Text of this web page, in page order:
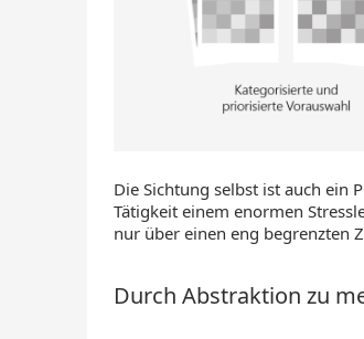
Die Sichtung selbst ist auch ein
Tätigkeit einem enormen
nur über einen eng begrenzten
Durch Abstraktion zu